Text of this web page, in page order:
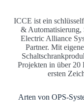
ICCE ist ein
& Automatisierung,
Electric Alliance
Partner. Mit
Projekten in über 20
ersten
Arten von OPS-